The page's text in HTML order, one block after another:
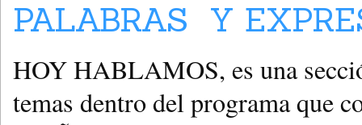
PALABRAS Y
HOY HABLAMOS, es una
temas dentro del programa que